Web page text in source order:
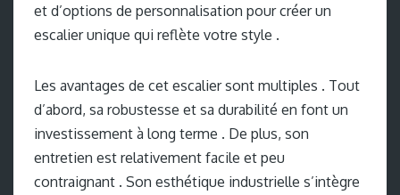
et d’options de personnalisation pour créer un
escalier unique qui reflète votre style .
Les avantages de cet escalier sont multiples . Tout
d’abord, sa robustesse et sa durabilité en font un
investissement à long terme . De plus, son
entretien est relativement facile et peu
contraignant . Son esthétique industrielle s’intègre